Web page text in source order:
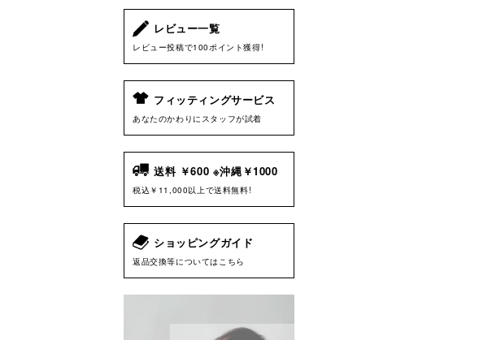
レビュー一覧
レビュー投稿で100ポイント獲得!
フィッティングサービス
あなたのかわりにスタッフが試着
送料 ￥600 ※沖縄￥1000
税込￥11,000以上で送料無料!
ショッピングガイド
返品交換等についてはこちら